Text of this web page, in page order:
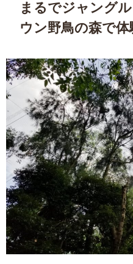
まるでジャング
ウン野鳥の森で